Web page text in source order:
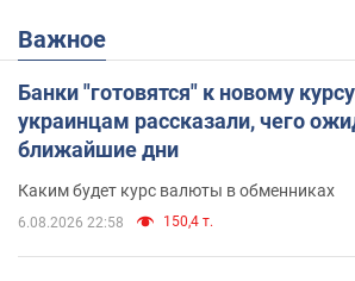
Важное
Банки "готовятся" к новому
украинцам рассказали, чего
ближайшие дни
Каким будет курс валюты в обменниках
6.08.2026 22:58 150,4 т.